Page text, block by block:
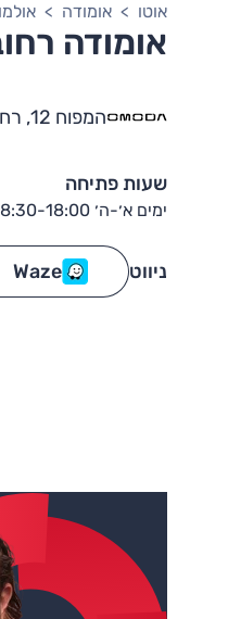
אוטו אומודה
אומודה
המפוח 12, רחובות
שעות פתיחה
ימים א׳-ה׳ 08:30-18:00 יום ו׳ וערבי חג 08:30-13:00
ניווט Waze